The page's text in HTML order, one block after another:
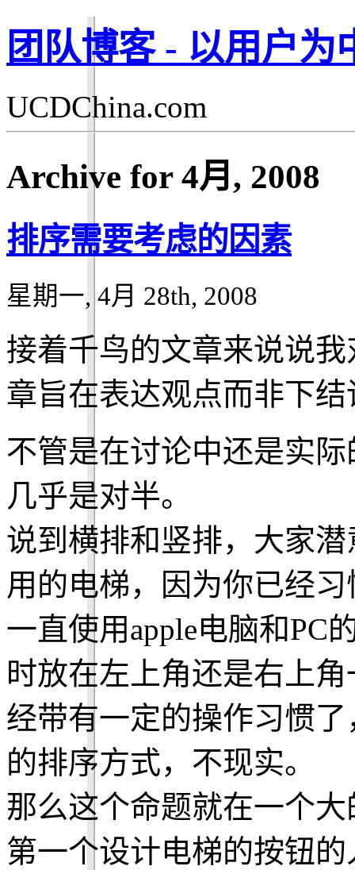
团队博客 - 以用户为
UCDChina.com
Archive for 4月, 2008
排序需要考虑的因素
星期一, 4月 28th, 2008
接着千鸟的文章来说说
章旨在表达观点而非下结
不管是在讨论中还是实
几乎是对半。
说到横排和竖排，大家
用的电梯，因为你已经
一直使用apple电脑和PC
时放在左上角还是右上
经带有一定的操作习惯
的排序方式，不现实。
那么这个命题就在一个
第一个设计电梯的按钮的